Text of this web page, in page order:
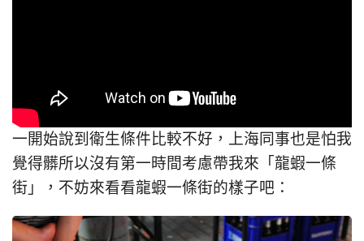
一開始說到衛生條件比較不好，上海同事也是怕我
覺得髒所以沒有第一時間考慮帶我來「龍蝦一條
街」，不妨來看看龍蝦一條街的樣子吧：